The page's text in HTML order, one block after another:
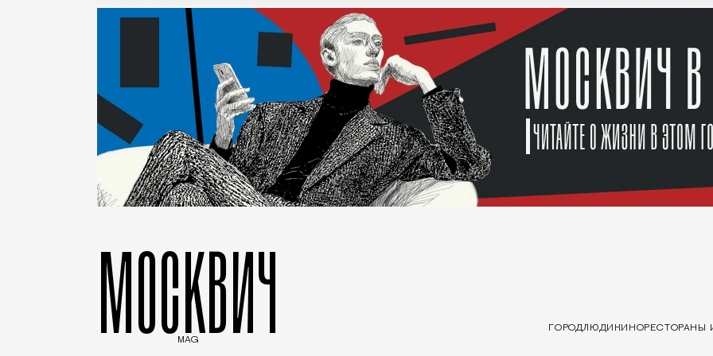
МОСКВИЧ
MAG
ГОРОДЛЮДИ КИНОРЕСТОРАНЫ